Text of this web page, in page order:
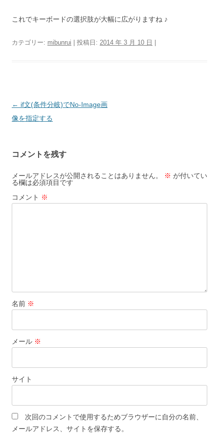
これでキーボードの選択肢が大幅に広がりますね ♪
カテゴリー: mibunrui | 投稿日: 2014 年 3 月 10 日
投
稿
ゲ
ー
シ
ョ
← if文(条件分岐)でNo-Image画
像を指定する
コメントを残す
メールアドレスが公開されることはありません。 ※ が付いてい
る欄は必須項目です
コメント ※
名前 ※
メール ※
サイト
次回のコメントで使用するためブラウザーに自分の名前、
メールアドレス、サイトを保存する。